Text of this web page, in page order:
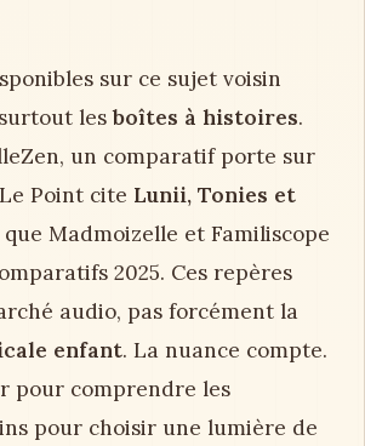
sur ce sujet voisin
lesboîtes à histoires.
un comparatif porte sur
Point cite Lunii, Tonies et
Madmoizelle et Familiscope
2025. Ces repères
audio, pas forcément la
enfant. La nuance compte.
pour comprendre les
pour choisir une lumière de